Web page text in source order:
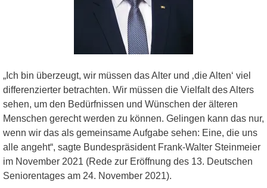
„Ich bin überzeugt, wir müssen das Alter und ‚die Alten‘ viel
differenzierter betrachten. Wir müssen die Vielfalt des Alters
sehen, um den Bedürfnissen und Wünschen der älteren
Menschen gerecht werden zu können. Gelingen kann das nur,
wenn wir das als gemeinsame Aufgabe sehen: Eine, die uns
alle angeht“, sagte Bundespräsident Frank-Walter Steinmeier
im November 2021 (Rede zur Eröffnung des 13. Deutschen
Seniorentages am 24. November 2021).